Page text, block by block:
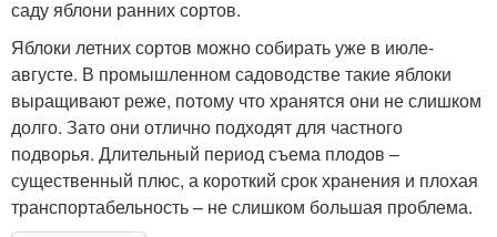
саду яблони ранних сортов.
Яблоки летних сортов можно собирать уже в июле-
августе. В промышленном садоводстве такие яблоки
выращивают реже, потому что хранятся они не слишком
долго. Зато они отлично подходят для частного
подворья. Длительный период съема плодов –
существенный плюс, а короткий срок хранения и плохая
транспортабельность – не слишком большая проблема.